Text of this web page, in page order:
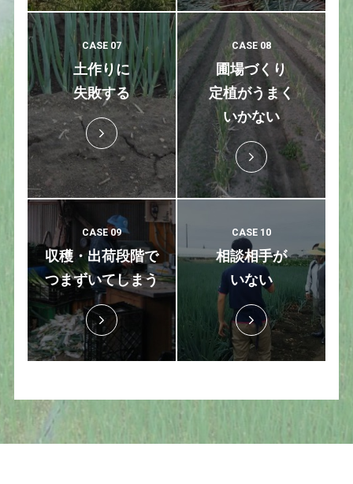
CASE 07
土作りに
失敗する
CASE 08
圃場づくり
定植がうまく
いかない
CASE 09
収穫・出荷段階で
つまずいてしまう
CASE 10
相談相手が
いない